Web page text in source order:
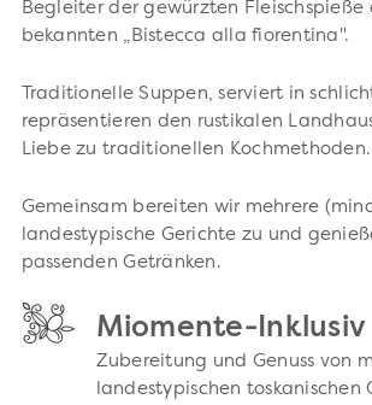
Begleiter der gewürzten Fleischspieße
bekannten „Bistecca alla fiorentina".
Traditionelle Suppen, serviert in
repräsentieren den rustikalen
Liebe zu traditionellen Kochmethoden.
Gemeinsam bereiten wir mehrere
landestypische Gerichte zu und
passenden Getränken.
Miomente-Inklusiv
Zubereitung und Genuss von
landestypischen toskanischen